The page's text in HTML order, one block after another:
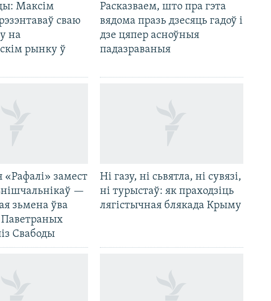
Максім
сваю
на
рынку ў
Расказваем, што пра гэта
вядома празь дзесяць гадоў і
дзе цяпер асноўныя
падазраваныя
«Рафалі» замест
—
зьмена ўва
Паветраных
Свабоды
Ні газу, ні сьвятла, ні сувязі,
ні турыстаў: як праходзіць
лягістычная блякада Крыму